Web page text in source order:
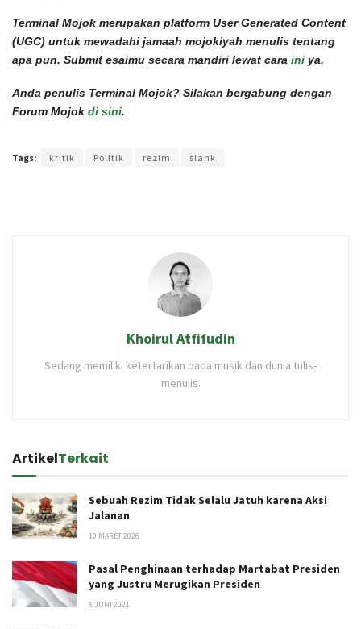
Terminal Mojok merupakan platform User Generated Content
(UGC) untuk mewadahi jamaah mojokiyah menulis tentang
apa pun. Submit esaimu secara mandiri lewat cara ini ya.
Anda penulis Terminal Mojok? Silakan bergabung dengan
Forum Mojok di sini.
Tags: kritik Politik rezim slank
Khoirul Atfifudin
Sedang memiliki ketertarikan pada musik dan dunia tulis-
menulis.
ArtikelTerkait
Sebuah Rezim Tidak Selalu Jatuh karena Aksi
Jalanan
10 MARET 2026
Pasal Penghinaan terhadap Martabat Presiden
yang Justru Merugikan Presiden
8 JUNI 2021